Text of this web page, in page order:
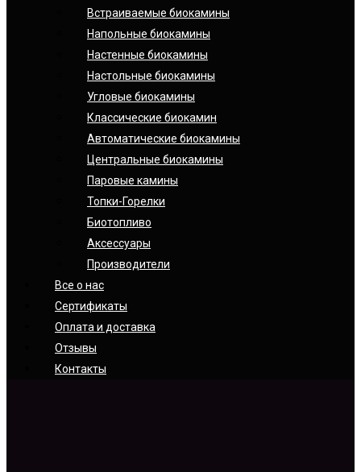
Встраиваемые биокамины
Напольные биокамины
Настенные биокамины
Настoльные биокамины
Угловые биокамины
Классические биокамин
Автоматические биокамины
Центральные биокамины
Паровые камины
Топки-Горелки
Биотопливо
Аксессуары
Производители
Все о нас
Сертификаты
Оплата и доставка
Отзывы
Контакты